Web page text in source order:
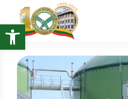
Open toolbar
turinio